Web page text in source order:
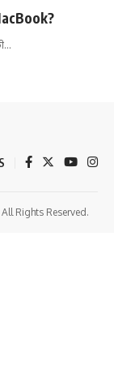
…
Rights Reserved.